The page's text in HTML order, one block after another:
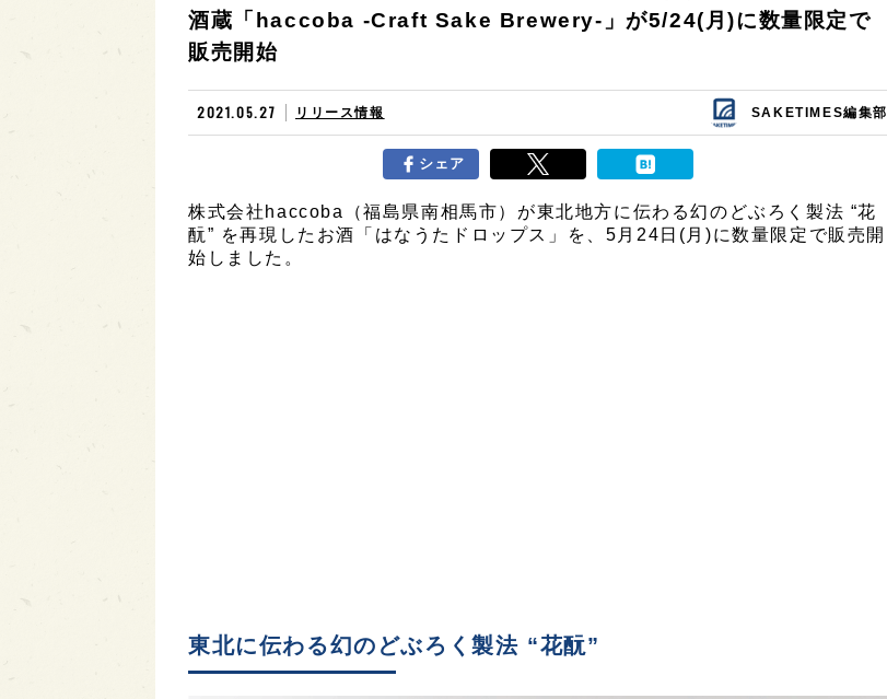
酒蔵「haccoba -Craft Sake Brewery-」が5/24(月)に数量限定で
販売開始
2021.05.27 リリース情報 SAKETIMES編集部
シェア
株式会社haccoba（福島県南相馬市）が東北地方に伝わる幻のどぶろく製法 “花
酛” を再現したお酒「はなうたドロップス」を、5月24日(月)に数量限定で販売開
始しました。
東北に伝わる幻のどぶろく製法 “花酛”